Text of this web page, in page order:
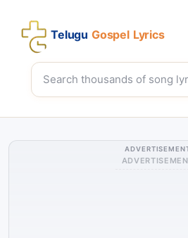
Telugu Gospel Lyrics